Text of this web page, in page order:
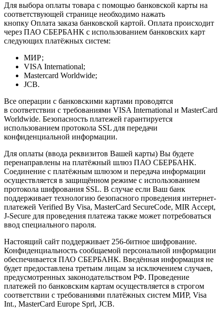
Для выбора оплаты товара с помощью банковской карты на
соответствующей странице необходимо нажать
кнопку Оплата заказа банковской картой. Оплата происходит
через ПАО СБЕРБАНК с использованием банковских карт
следующих платёжных систем:
МИР;
VISA International;
Mastercard Worldwide;
JCB.
Все операции с банковскими картами проводятся
в соответствии с требованиями VISA International и MasterCard
Worldwide. Безопасность платежей гарантируется
использованием протокола SSL для передачи
конфиденциальной информации.
Для оплаты (ввода реквизитов Вашей карты) Вы будете
перенаправлены на платёжный шлюз ПАО СБЕРБАНК.
Соединение с платёжным шлюзом и передача информации
осуществляется в защищённом режиме с использованием
протокола шифрования SSL. В случае если Ваш банк
поддерживает технологию безопасного проведения интернет-
платежей Verified By Visa, MasterCard SecureCode, MIR Accept,
J-Secure для проведения платежа также может потребоваться
ввод специального пароля.
Настоящий сайт поддерживает 256-битное шифрование.
Конфиденциальность сообщаемой персональной информации
обеспечивается ПАО СБЕРБАНК. Введённая информация не
будет предоставлена третьим лицам за исключением случаев,
предусмотренных законодательством РФ. Проведение
платежей по банковским картам осуществляется в строгом
соответствии с требованиями платёжных систем МИР, Visa
Int., MasterCard Europe Sprl, JCB.